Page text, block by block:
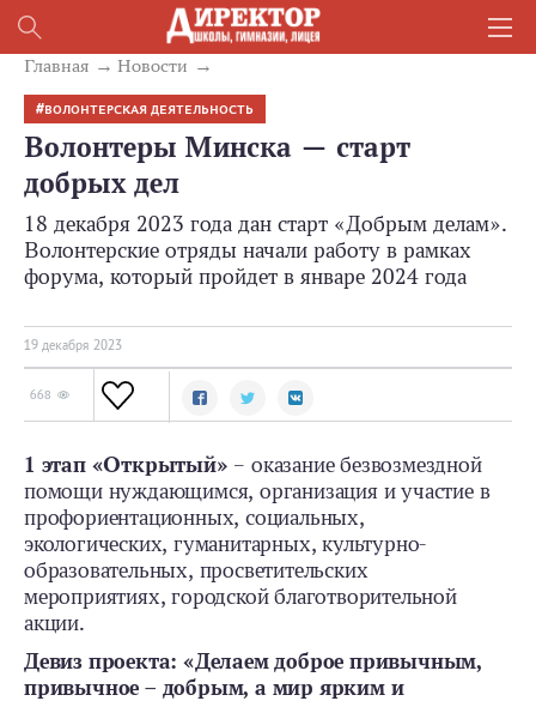
Главная Новости
ВОЛОНТЕРСКАЯ ДЕЯТЕЛЬНОСТЬ
Волонтеры Минска — старт
добрых дел
18 декабря 2023 года дан старт «Добрым делам».
Волонтерские отряды начали работу в рамках
форума, который пройдет в январе 2024 года
19 декабря 2023
668
1 этап «Открытый» – оказание безвозмездной
помощи нуждающимся, организация и участие в
профориентационных, социальных,
экологических, гуманитарных, культурно-
образовательных, просветительских
мероприятиях, городской благотворительной
акции.
Девиз проекта: «Делаем доброе привычным,
привычное – добрым, а мир ярким и